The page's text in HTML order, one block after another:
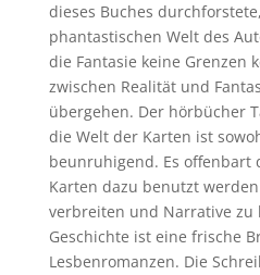
dieses Buches
phantastischen Welt des
die Fantasie keine Grenzen
zwischen Realität und
übergehen. Der hörbücher
die Welt der Karten ist
beunruhigend. Es offenbart
Karten dazu benutzt
verbreiten und Narrative zu
Geschichte ist eine frische
Lesbenromanzen. Die